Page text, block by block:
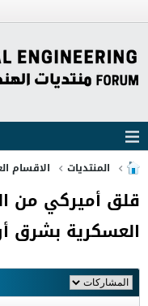
المنتديات الاقسام
قلق أميركي من
العسكرية بشرق